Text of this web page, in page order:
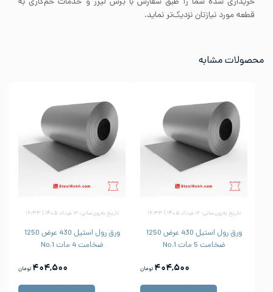
قطعه مورد نیازتان نزدیک‌تر نماید.
محصولات مشابه
تاریخ به‌روزرسانی: ۱۲ مرداد ۱۴۰۵ | ۱۶:۳۳
ورق رول استیل 430 عرض 1250
ضخامت 5 مات No.1
۴۰۴,۵۰۰ تومان
تاریخ به‌روزرسانی: ۱۲ مرداد ۱۴۰۵ | ۱۶:۳۳
ورق رول استیل 430 عرض 1250
ضخامت 4 مات No.1
۴۰۴,۵۰۰ تومان